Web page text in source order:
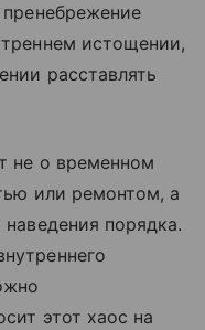
истощении,
расставлять
не о временном
или ремонтом, а
порядка.
этот хаос на